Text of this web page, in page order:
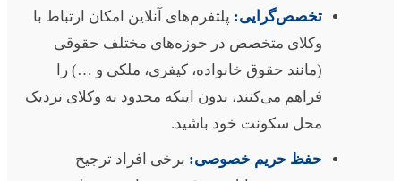
تخصص‌گرایی: پلتفرم‌های آنلاین امکان ارتباط با
وکلای متخصص در حوزه‌های مختلف حقوقی
(مانند حقوق خانواده، کیفری، ملکی و …) را
فراهم می‌کنند، بدون اینکه محدود به وکلای نزدیک
محل سکونت خود باشید.
حفظ حریم خصوصی:برخی افراد ترجیح